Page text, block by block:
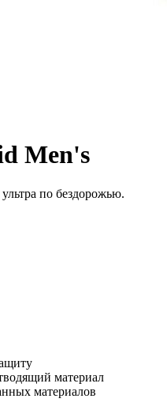
Men's
по бездорожью.
материал
материалов